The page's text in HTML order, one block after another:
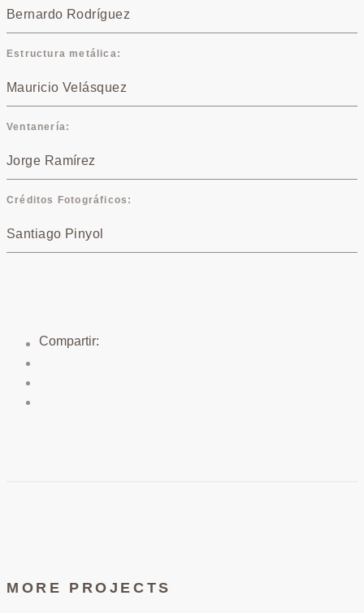
Bernardo Rodríguez
Estructura metálica
Mauricio Velásquez
Ventanería
Jorge Ramírez
Créditos Fotográficos
Santiago Pinyol
MORE PROJECTS